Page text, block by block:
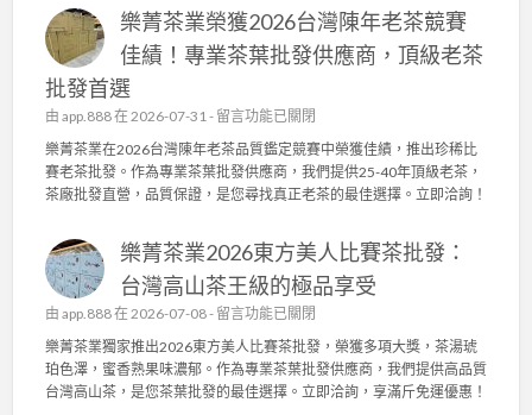
頂
級
茶
發
供
應
商
高
密
度
棉
、
機
能
布
打
造
舒
適
用
，
輕
專
業
實
沙
椅
墊
訂
，
菌
機
能
布
與
高
樂菁茶業榮獲2026台灣陳年老茶競賽
佳績！專業茶葉批發供應商，頂級老茶
批發首選
由 app.888在 2026-07-31 - 在
〈
樂
菁
茶
榮
獲
2
0
2
6
台
留言功能已關閉
樂菁茶業在2026台灣陳年老茶品質鑑定競賽中榮獲佳績，推出珍稀比
賽老茶批發。作為專業茶葉批發供應商，我們提供25-40年頂級老茶，
茶廠批發直營，品質保證，是您尋找真正老茶的最佳選擇。立即洽詢！
樂菁茶業2026東方美人比賽茶批發：
台灣高山茶王級的極品享受
由 app.888在 2026-07-08 - 在
〈
樂
菁
茶
留言功能已關閉
樂菁茶業獨家推出2026東方美人比賽茶批發，榮獲多項大獎，茶湯琥
珀色澤，蜜香熟果味濃郁。作為專業茶葉批發供應商，我們提供高品質
台灣高山茶，是您茶葉批發的最佳選擇。立即洽詢，享滿斤免運優惠！